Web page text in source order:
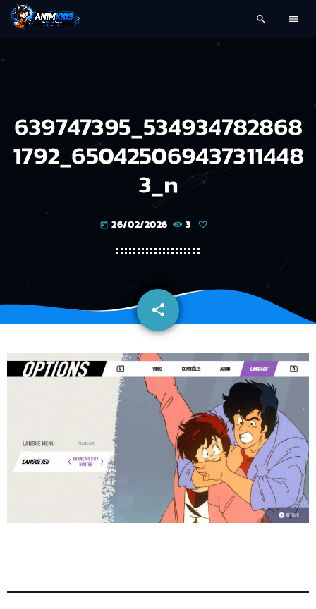
search menu
639747395_534934782868
1792_650425069437311448
3_n
today 26/02/2026 3
share
email